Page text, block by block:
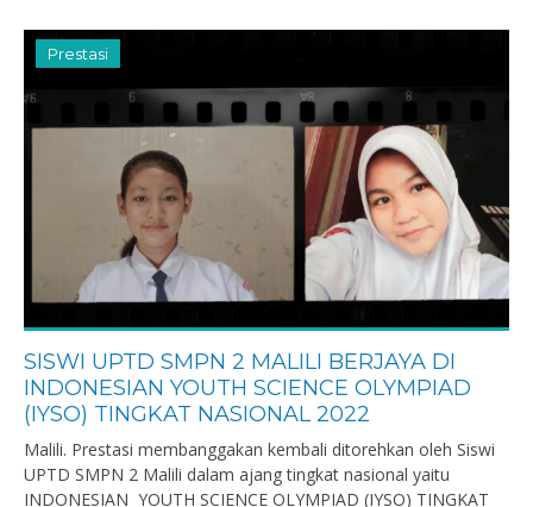
Prestasi
SISWI UPTD SMPN 2 MALILI BERJAYA DI
INDONESIAN YOUTH SCIENCE OLYMPIAD
(IYSO) TINGKAT NASIONAL 2022
Malili. Prestasi membanggakan kembali ditorehkan oleh Siswi
UPTD SMPN 2 Malili dalam ajang tingkat nasional yaitu
INDONESIAN YOUTH SCIENCE OLYMPIAD (IYSO) TINGKAT